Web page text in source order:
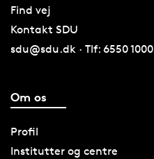
Find vej
Kontakt SDU
sdu@sdu.dk · Tlf: 6550 1000
Om os
Profil
Institutter og centre